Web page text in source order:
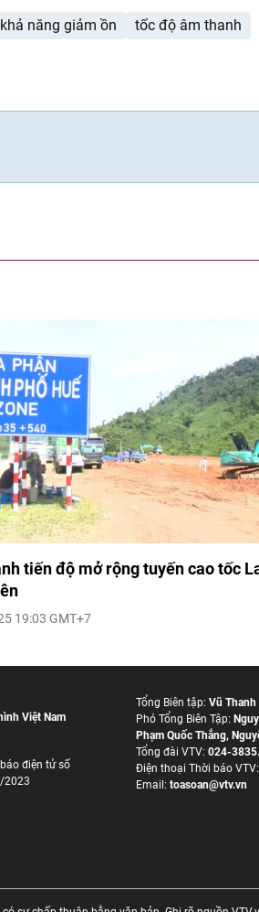
khả năng giảm ồn tốc độ âm thanh
tiến độ mở rộng tuyến cao tốc
19:03 GMT+7
Việt Nam
điện tử số
2023
Tổng Biên tập: Vũ Thanh
Phó Tổng Biên Tập:
Phạm Quốc Thắng,
Tổng đài VTV: 024-
Ðiện thoại Thời báo VTV:
Email: toasoan@vtv.vn